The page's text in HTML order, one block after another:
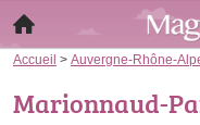
Accueil > Auvergne-Rhône-
Marionnaud-